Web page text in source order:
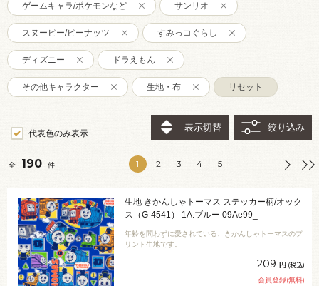
ゲームキャラ/ポケモンなど サンリオ
スヌーピー/ピーナッツ すみっコぐらし
ディズニー ドラえもん
その他キャラクター 生地・布 リセット
代表色のみ表示
表示切替 絞り込み
全 190 件 1 2 3 4 5
生地 きかんしゃトーマス ステッカー柄/オック
ス（G-4541） 1A.ブルー 09Ae99_
年齢を問わずに愛されている、きかんしゃトーマスのプ
リント生地です。
209 円 (税込)
会員登録(無料)